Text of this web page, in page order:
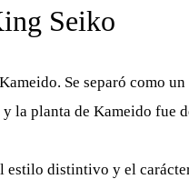
Seiko
Se separó como
la planta de Kameido fue
distintivo y el